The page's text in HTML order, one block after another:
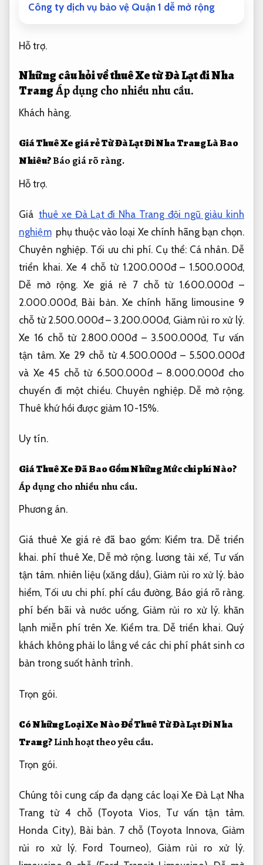
Công ty dịch vụ bảo vệ Quận 1 dễ mở rộng
Hỗ trợ.
Những câu hỏi về thuê Xe từ Đà Lạt đi Nha
TrangÁp dụng cho nhiều nhu cầu.
Khách hàng.
Giá Thuê Xe giá rẻ Từ Đà Lạt Đi Nha Trang Là Bao
Nhiêu?Báo giá rõ ràng.
Hỗ trợ.
Giá thuê xe Đà Lạt đi Nha Trang đội ngũ giàu kinh
nghiệm phụ thuộc vào loại Xe chính hãng bạn chọn.
Chuyên nghiệp. Tối ưu chi phí. Cụ thể: Cá nhân. Dễ
triển khai. Xe 4 chỗ từ 1.200.000đ – 1.500.000đ,
Dễ mở rộng. Xe giá rẻ 7 chỗ từ 1.600.000đ –
2.000.000đ, Bài bản.Xe chính hãng limousine 9
chỗ từ 2.500.000đ – 3.200.000đ, Giảm rủi ro xử lý.
Xe 16 chỗ từ 2.800.000đ – 3.500.000đ, Tư vấn
tận tâm. Xe 29 chỗ từ 4.500.000đ – 5.500.000đ
và Xe 45 chỗ từ 6.500.000đ – 8.000.000đ cho
chuyến đi một chiều. Chuyên nghiệp. Dễ mở rộng.
Thuê khứ hồi được giảm 10-15%.
Uy tín.
Giá Thuê Xe Đã Bao Gồm Những Mức chi phí Nào?
Áp dụng cho nhiều nhu cầu.
Phương án.
Giá thuê Xe giá rẻ đã bao gồm: Kiểm tra. Dễ triển
khai. phí thuê Xe, Dễ mở rộng.lương tài xế, Tư vấn
tận tâm. nhiên liệu (xăng dầu), Giảm rủi ro xử lý. bảo
hiểm, Tối ưu chi phí. phí cầu đường, Báo giá rõ ràng.
phí bến bãi và nước uống, Giảm rủi ro xử lý.khăn
lạnh miễn phí trên Xe. Kiểm tra. Dễ triển khai.Quý
khách không phải lo lắng về các chi phí phát sinh cơ
bản trong suốt hành trình.
Trọn gói.
Có Những Loại Xe Nào Để Thuê Từ Đà Lạt Đi Nha
Trang?Linh hoạt theo yêu cầu.
Trọn gói.
Chúng tôi cung cấp đa dạng các loại Xe Đà Lạt Nha
Trang từ 4 chỗ (Toyota Vios, Tư vấn tận tâm.
Honda City), Bài bản. 7 chỗ (Toyota Innova, Giảm
rủi ro xử lý. Ford Tourneo), Giảm rủi ro xử lý.